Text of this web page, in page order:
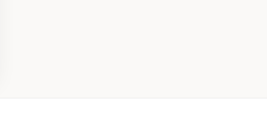
Parachute
près de